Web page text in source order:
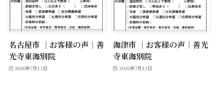
名古屋市 ｜お客様の声｜善
光寺東海別院
2026年7月13日
海津市 ｜お客様の声｜善光
寺東海別院
2026年7月12日